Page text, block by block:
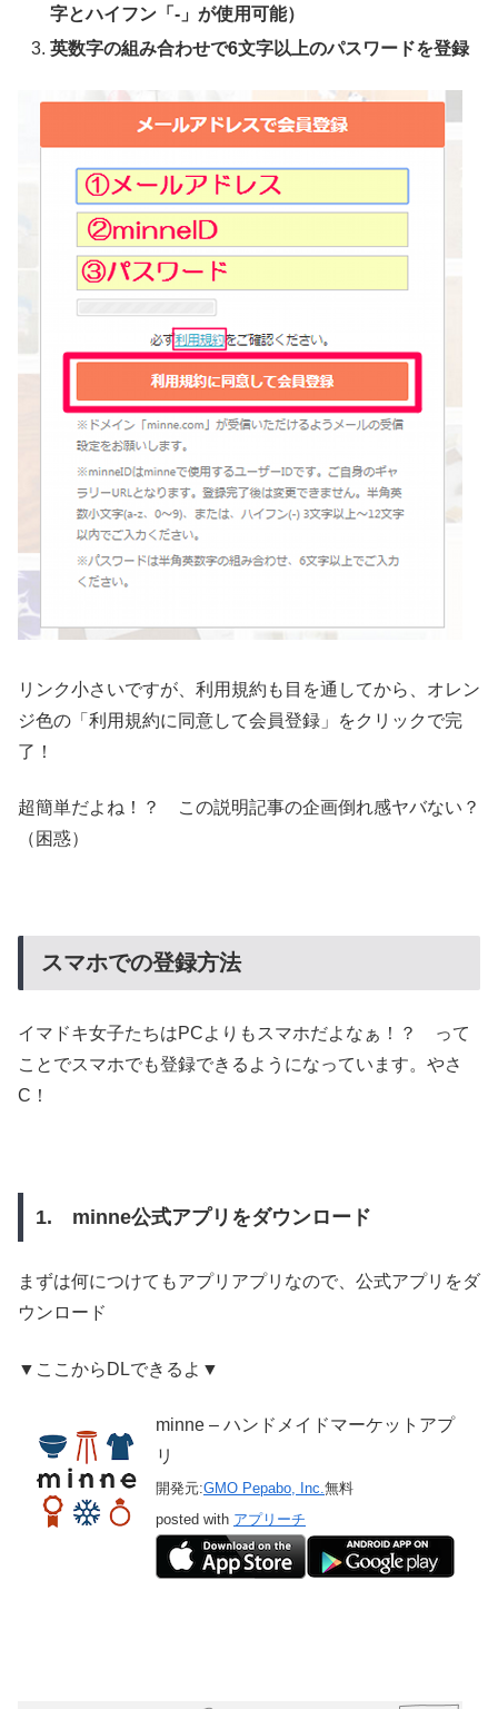
字とハイフン「-」が使用可能）
英数字の組み合わせで6文字以上のパスワードを登録
リンク小さいですが、利用規約も目を通してから、オレン
ジ色の「利用規約に同意して会員登録」をクリックで完
了！
超簡単だよね！？ この説明記事の企画倒れ感ヤバない？
（困惑）
スマホでの登録方法
イマドキ女子たちはPCよりもスマホだよなぁ！？ って
ことでスマホでも登録できるようになっています。やさ
C！
1. minne公式アプリをダウンロード
まずは何につけてもアプリアプリなので、公式アプリをダ
ウンロード
▼ここからDLできるよ▼
minne – ハンドメイドマーケットアプ
リ
開発元:GMO Pepabo, Inc.無料
posted with アプリーチ